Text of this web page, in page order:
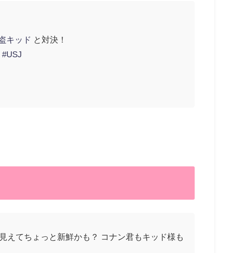
キッド と対決！
#USJ
えてちょっと新鮮かも？ コナン君もキッド様も